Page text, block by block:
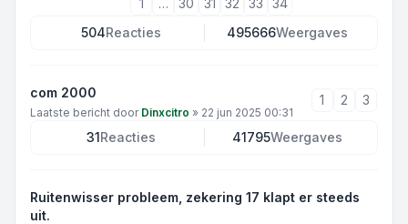
1 … 30 31 32 33
34
504Reacties 495666Weergaves
com 2000
Laatste bericht door Dinxcitro » 22 jun 2025 00:31
1 2 3
31Reacties 41795Weergaves
Ruitenwisser probleem, zekering 17 klapt er steeds
uit.